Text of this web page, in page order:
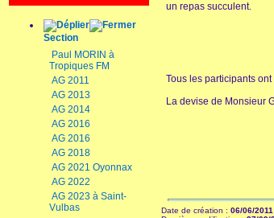
Section
Paul MORIN à
Tropiques FM
AG 2011
AG 2013
AG 2014
AG 2016
AG 2016
AG 2018
AG 2021 Oyonnax
AG 2022
AG 2023 à Saint-
Vulbas
un repas succulent.
Tous les participants
La devise de Monsieur
Date de création : 06/06/